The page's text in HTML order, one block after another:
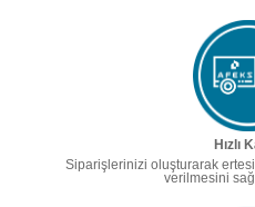
Hızlı
Siparişlerinizi oluşturarak
verilmesini